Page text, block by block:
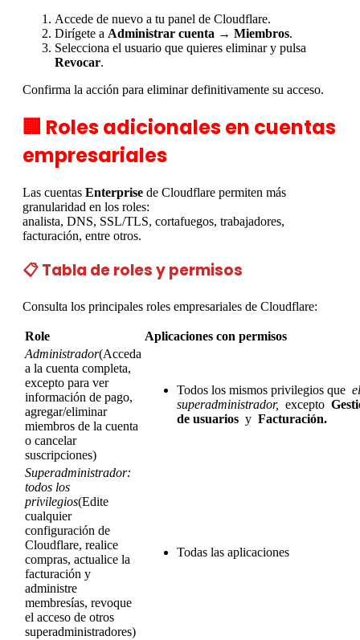
Accede de nuevo a tu panel de Cloudflare.
Dirígete a Administrar cuenta → Miembros.
Selecciona el usuario que quieres eliminar y pulsa
Revocar.
Confirma la acción para eliminar definitivamente su acceso.
🏢 Roles adicionales en cuentas
empresariales
Las cuentas Enterprise de Cloudflare permiten más
granularidad en los roles:
analista, DNS, SSL/TLS, cortafuegos, trabajadores,
facturación, entre otros.
📋 Tabla de roles y permisos
Consulta los principales roles empresariales de Cloudflare:
Role
Aplicaciones con permisos
Administrador(Acceda
a la cuenta completa,
excepto para ver
información de pago,
agregar/eliminar
miembros de la cuenta
o cancelar
suscripciones)
Todos los mismos privilegios que el
superadministrador, excepto
de usuarios y Facturación.
Superadministrador:
todos los
privilegios(Edite
cualquier
configuración de
Cloudflare, realice
compras, actualice la
facturación y
administre
membresías, revoque
el acceso de otros
superadministradores)
Todas las aplicaciones